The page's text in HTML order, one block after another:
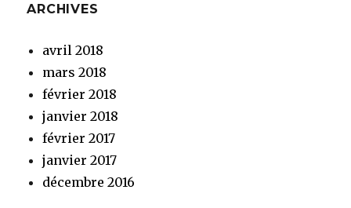
ARCHIVES
avril 2018
mars 2018
février 2018
janvier 2018
février 2017
janvier 2017
décembre 2016